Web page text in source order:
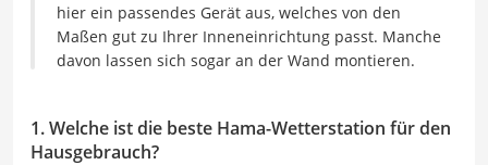
hier ein passendes Gerät aus, welches von den
Maßen gut zu Ihrer Inneneinrichtung passt. Manche
davon lassen sich sogar an der Wand montieren.
1. Welche ist die beste Hama-Wetterstation für den
Hausgebrauch?